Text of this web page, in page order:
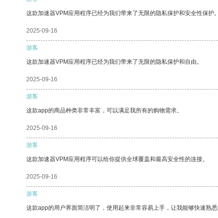
这款加速器VPM应用程序已经为我们带来了无限的隐私保护和安全性保护。
2025-09-16
游客
这款加速器VPM应用程序已经为我们带来了无限的隐私保护和自由。
2025-09-16
游客
这款app的商品种类非常丰富，可以满足我所有的购物需求。
2025-09-16
游客
这款加速器VPM应用程序可以给你提供全球覆盖和最高安全性的连接。
2025-09-16
游客
这款app的用户界面简洁明了，使用起来非常容易上手，让我能够快速熟悉